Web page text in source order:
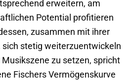
erweitern, am
Potential profitieren
zusammen mit ihrer
stetig weiterzuentwickeln
zu setzen, spricht
Fischers Vermögenskurve